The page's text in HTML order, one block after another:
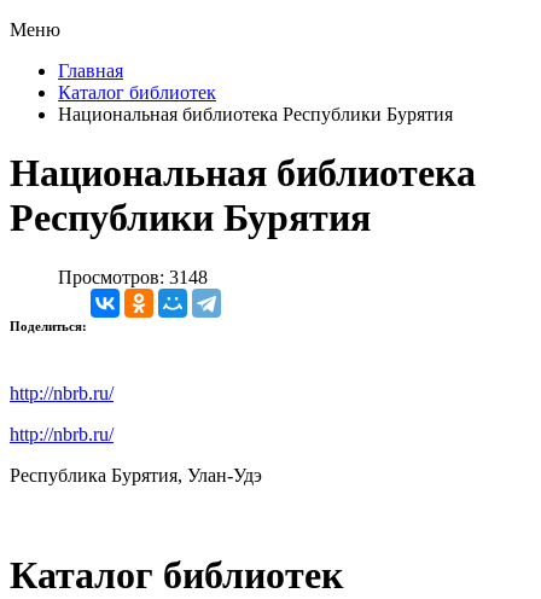
Меню
Главная
Каталог библиотек
Национальная библиотека Республики Бурятия
Национальная библиотека
Республики Бурятия
Просмотров: 3148
Поделиться:
http://nbrb.ru/
http://nbrb.ru/
Республика Бурятия, Улан-Удэ
Каталог библиотек